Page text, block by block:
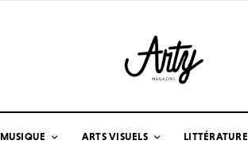
MUSIQUE ARTS VISUELS LITTÉRATURE